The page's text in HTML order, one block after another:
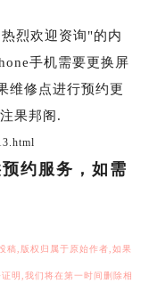
烈欢迎资询"的内
手机需要更换屏
维修点进行预约更
果邦阁.
约服务，如需
稿,版权归属于原始作者,如果
明,我们将在第一时间删除相